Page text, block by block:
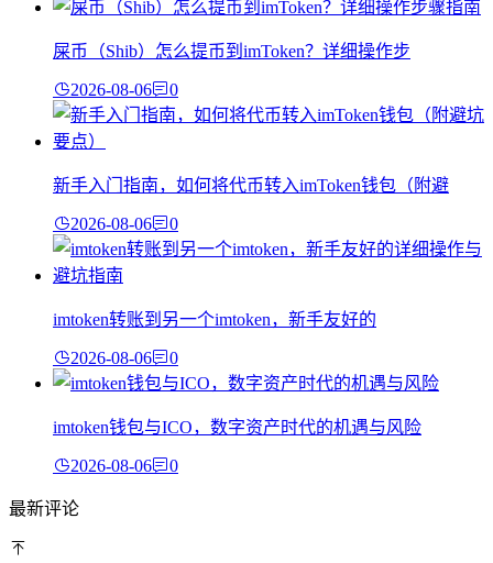
屎币（Shib）怎么提币到imToken？详细操作步
2026-08-06 0
新手入门指南，如何将代币转入imToken钱包（附避
2026-08-06 0
imtoken转账到另一个imtoken，新手友好的
2026-08-06 0
imtoken钱包与ICO，数字资产时代的机遇与风险
2026-08-06 0
最新评论